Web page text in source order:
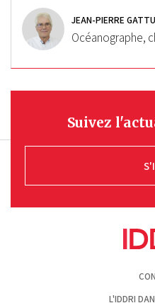
JEAN-PIERRE
Océanographe,
Suivez
L'IDDRI